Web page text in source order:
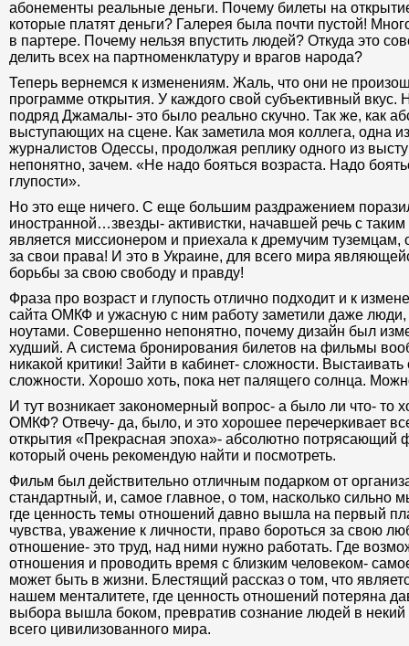
абонементы реальные деньги. Почему билеты на
которые платят деньги? Галерея была почти пустой!
в партере. Почему нельзя впустить людей? Откуда это
делить всех на партноменклатуру и врагов народа?
Теперь вернемся к изменениям. Жаль, что они не
программе открытия. У каждого свой субъективный вкус.
подряд Джамалы- это было реально скучно. Так же, как
выступающих на сцене. Как заметила моя коллега, одна
журналистов Одессы, продолжая реплику одного из
непонятно, зачем. «Не надо бояться возраста. Надо
глупости».
Но это еще ничего. С еще большим раздражением
иностранной…звезды- активистки, начавшей речь с
является миссионером и приехала к дремучим туземцам,
за свои права! И это в Украине, для всего мира
борьбы за свою свободу и правду!
Фраза про возраст и глупость отлично подходит и к
сайта ОМКФ и ужасную с ним работу заметили даже люди,
ноутами. Совершенно непонятно, почему дизайн был
худший. А система бронирования билетов на фильмы
никакой критики! Зайти в кабинет- сложности.
сложности. Хорошо хоть, пока нет палящего солнца.
И тут возникает закономерный вопрос- а было ли что- то
ОМКФ? Отвечу- да, было, и это хорошее перечеркивает
открытия «Прекрасная эпоха»- абсолютно потрясающий
который очень рекомендую найти и посмотреть.
Фильм был действительно отличным подарком от
стандартный, и, самое главное, о том, насколько сильно
где ценность темы отношений давно вышла на первый
чувства, уважение к личности, право бороться за свою
отношение- это труд, над ними нужно работать. Где
отношения и проводить время с близким человеком-
может быть в жизни. Блестящий рассказ о том, что
нашем менталитете, где ценность отношений потеряна
выбора вышла боком, превратив сознание людей в некий
всего цивилизованного мира.